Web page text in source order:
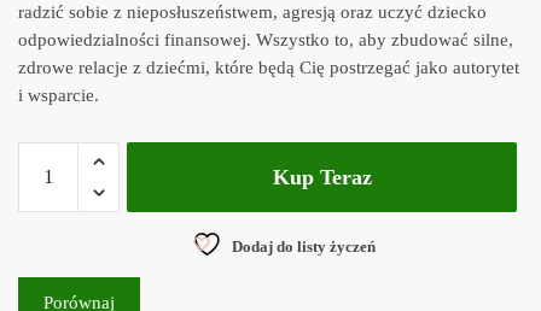
radzić sobie z nieposłuszeństwem, agresją oraz uczyć dziecko
odpowiedzialności finansowej. Wszystko to, aby zbudować silne,
zdrowe relacje z dziećmi, które będą Cię postrzegać jako autorytet
i wsparcie.
Kup Teraz
Dodaj do listy życzeń
Porównaj